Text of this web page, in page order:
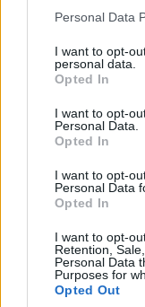
Personal Data
I want to opt-
personal data.
Opted In
I want to opt-
Personal Data.
Opted In
I want to opt-
Personal Data
Opted In
I want to opt-
Retention,
Personal Data
Purposes for
Opted Out
Προηγούμενο
τραγούδι που
charts μέσα σε